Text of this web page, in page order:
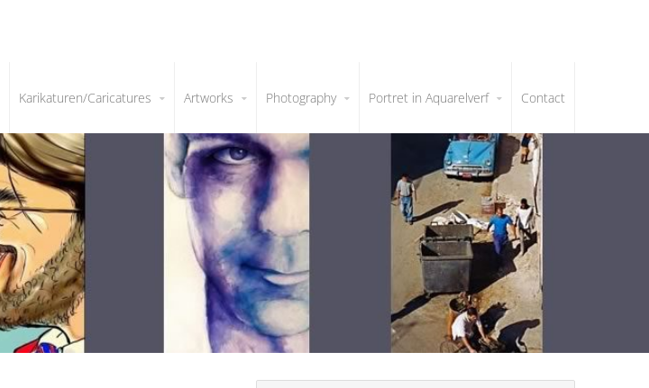
Karikaturen/Caricatures Artworks Photography Portret in Aquarelverf Contact